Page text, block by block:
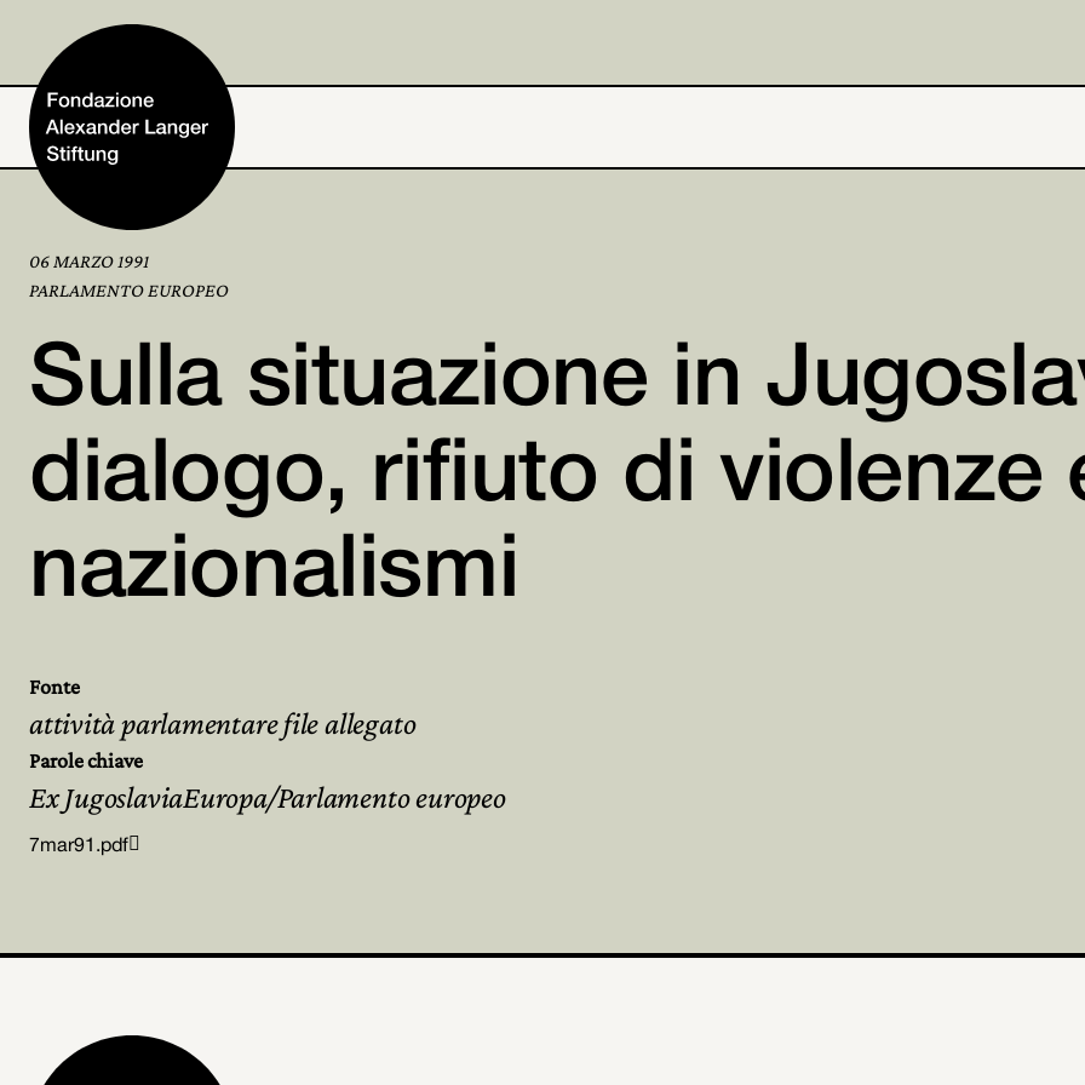
Home
Fondazione
Attività e progetti
Alexander Langer
Partecipa
06 MARZO 1991
PARLAMENTO EUROPEO
Sulla situazione in
dialogo, rifiuto di violenze
nazionalismi
Fonte
attività parlamentare file allegato
Parole chiave
Ex JugoslaviaEuropa/Parlamento europeo
7mar91.pdf